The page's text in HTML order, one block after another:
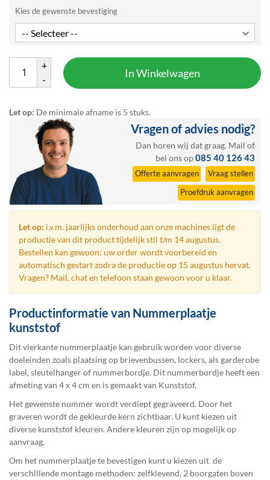
Vragen of advies nodig?
Dan horen wij dat graag. Mail of
bel ons op085 40 126 43
Offerte aanvragen
Vraag stellen
Proefdruk aanvragen
Kies de gewenste bevestiging
+
-
In Winkelwagen
Let op: De minimale afname is 5 stuks.
Let op: i.v.m. jaarlijks onderhoud aan onze machines ligt de
productie van dit product tijdelijk stil t/m 14 augustus.
Bestellen kan gewoon: uw order wordt voorbereid en
automatisch gestart zodra de productie op 15 augustus hervat.
Vragen? Mail, chat en telefoon staan gewoon voor u klaar.
Productinformatie van Nummerplaatje
kunststof
Dit vierkante nummerplaatje kan gebruik worden voor diverse
doeleinden zoals plaatsing op brievenbussen, lockers, als garderobe
label, sleutelhanger of nummerbordje. Dit nummerbordje heeft een
afmeting van 4 x 4 cm en is gemaakt van Kunststof.
Het gewenste nummer wordt verdiept gegraveerd. Door het
graveren wordt de gekleurde kern zichtbaar. U kunt kiezen uit
diverse kunststof kleuren. Andere kleuren zijn op mogelijk op
aanvraag.
Om het nummerplaatje te bevestigen kunt u kiezen uit de
verschillende montage methoden: zelfklevend, 2 boorgaten boven